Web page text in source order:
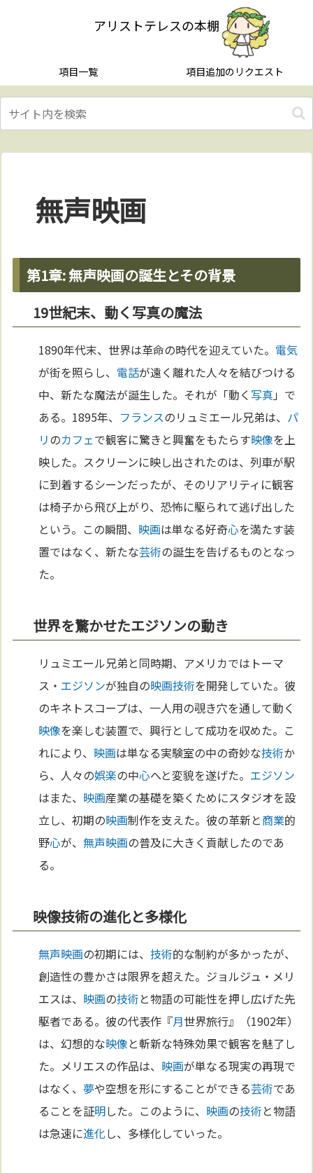
アリストテレスの本棚
項目一覧 項目追加のリクエスト
無声映画
第1章: 無声映画の誕生とその背景
19世紀末、動く写真の魔法
1890年代末、世界は革命の時代を迎えていた。 電気
が街を照らし、 電話が遠く離れた人々を結びつける
中、新たな魔法が誕生した。それが「動く写真」で
ある。1895年、 フランスのリュミエール兄弟は、 パ
リのカフェで観客に驚きと興奮をもたらす映像を上
映した。スクリーンに映し出されたのは、列車が駅
に到着するシーンだったが、そのリアリティに観客
は椅子から飛び上がり、恐怖に駆られて逃げ出した
という。この瞬間、 映画は単なる好奇心を満たす装
置ではなく、新たな芸術の誕生を告げるものとなっ
た。
世界を驚かせたエジソンの動き
リュミエール兄弟と同時期、アメリカではトーマ
ス・ エジソンが独自の映画技術を開発していた。彼
のキネトスコープは、一人用の覗き穴を通して動く
映像を楽しむ装置で、興行として成功を収めた。こ
れにより、 映画は単なる実験室の中の奇妙な技術か
ら、人々の娯楽の中心へと変貌を遂げた。 エジソン
はまた、 映画産業の基礎を築くためにスタジオを設
立し、初期の映画制作を支えた。彼の革新と商業的
野心が、無声映画の普及に大きく貢献したのであ
る。
映像技術の進化と多様化
無声映画の初期には、技術的な制約が多かったが、
創造性の豊かさは限界を超えた。ジョルジュ・メリ
エスは、 映画の技術と物語の可能性を押し広げた先
駆者である。彼の代表作『月世界旅行』（1902年）
は、幻想的な映像と斬新な特殊効果で観客を魅了し
た。メリエスの作品は、 映画が単なる現実の再現で
はなく、 夢や空想を形にすることができる芸術であ
ることを証明した。このように、 映画の技術と物語
は急速に進化し、多様化していった。